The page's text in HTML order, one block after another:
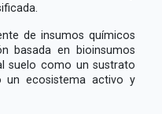
de insumos químicos
basada en bioinsumos
suelo como un sustrato
un ecosistema activo y